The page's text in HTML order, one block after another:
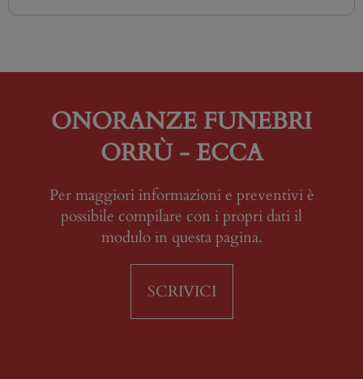
ONORANZE FUNEBRI
ORRÙ - ECCA
Per maggiori informazioni e preventivi è
possibile compilare con i propri dati il
modulo in questa pagina.
SCRIVICI